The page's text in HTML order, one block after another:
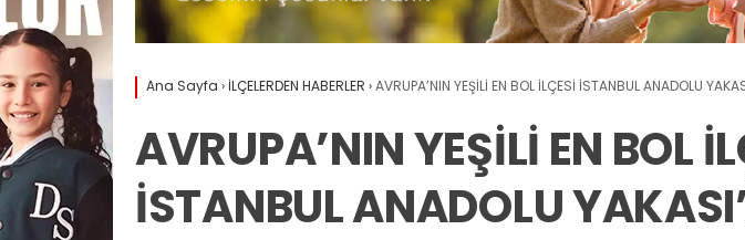
Ana Sayfa › İLÇELERDEN HABERLER ›AVRUPA’NIN YEŞİLİ EN BOL İLÇESİ İSTANBUL ANADOLU
AVRUPA’NIN YEŞİLİ EN BOL
İSTANBUL ANADOLU